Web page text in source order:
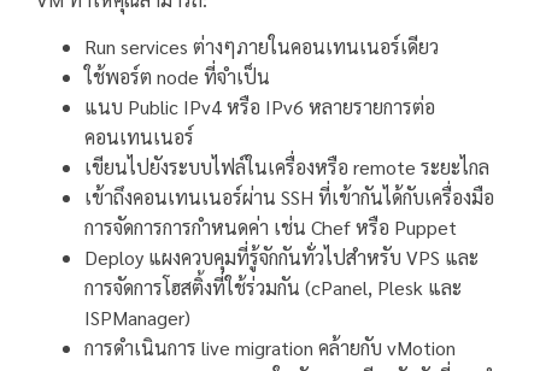
Run services ต่างๆภายในคอนเทนเนอร์เดียว
ใช้พอร์ต node ที่จำเป็น
แนบ Public IPv4 หรือ IPv6 หลายรายการต่อ
คอนเทนเนอร์
เขียนไปยังระบบไฟล์ในเครื่องหรือ remote ระยะไกล
เข้าถึงคอนเทนเนอร์ผ่าน SSH ที่เข้ากันได้กับเครื่องมือ
การจัดการการกำหนดค่า เช่น Chef หรือ Puppet
Deploy แผงควบคุมที่รู้จักกันทั่วไปสำหรับ VPS และ
การจัดการโฮสติ้งที่ใช้ร่วมกัน (cPanel, Plesk และ
ISPManager)
การดำเนินการ live migration คล้ายกับ vMotion